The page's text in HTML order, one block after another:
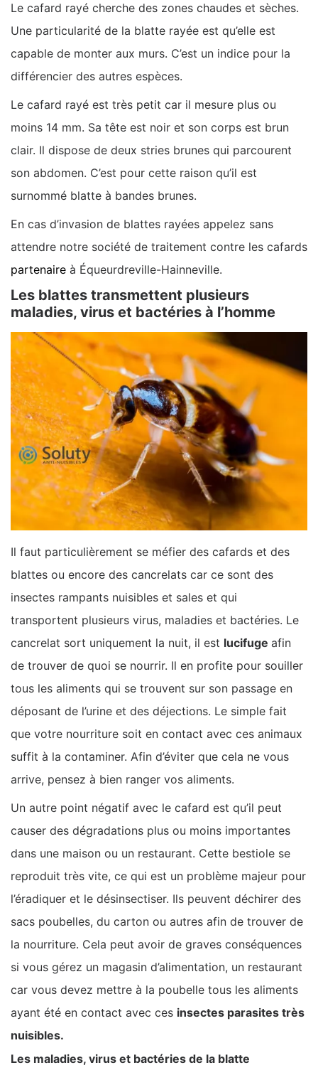
Le cafard rayé cherche des zones chaudes et sèches.
Une particularité de la blatte rayée est qu’elle est
capable de monter aux murs. C’est un indice pour la
différencier des autres espèces.
Le cafard rayé est très petit car il mesure plus ou
moins 14 mm. Sa tête est noir et son corps est brun
clair. Il dispose de deux stries brunes qui parcourent
son abdomen. C’est pour cette raison qu’il est
surnommé blatte à bandes brunes.
En cas d’invasion de blattes rayées appelez sans
attendre notre société de traitement contre les cafards
partenaire à Équeurdreville-Hainneville.
Les blattes transmettent plusieurs
maladies, virus et bactéries à l’homme
Il faut particulièrement se méfier des cafards et des
blattes ou encore des cancrelats car ce sont des
insectes rampants nuisibles et sales et qui
transportent plusieurs virus, maladies et bactéries. Le
cancrelat sort uniquement la nuit, il est lucifuge afin
de trouver de quoi se nourrir. Il en profite pour souiller
tous les aliments qui se trouvent sur son passage en
déposant de l’urine et des déjections. Le simple fait
que votre nourriture soit en contact avec ces animaux
suffit à la contaminer. Afin d’éviter que cela ne vous
arrive, pensez à bien ranger vos aliments.
Un autre point négatif avec le cafard est qu’il peut
causer des dégradations plus ou moins importantes
dans une maison ou un restaurant. Cette bestiole se
reproduit très vite, ce qui est un problème majeur pour
l’éradiquer et le désinsectiser. Ils peuvent déchirer des
sacs poubelles, du carton ou autres afin de trouver de
la nourriture. Cela peut avoir de graves conséquences
si vous gérez un magasin d’alimentation, un restaurant
car vous devez mettre à la poubelle tous les aliments
ayant été en contact avec ces insectes parasites très
nuisibles.
Les maladies, virus et bactéries de la blatte